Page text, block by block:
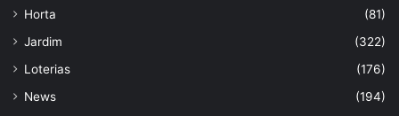
Horta
(81)
Jardim
(322)
Loterias
(176)
News
(194)